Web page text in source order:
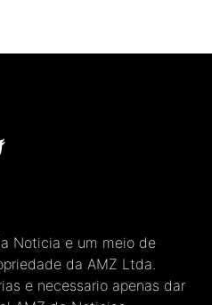
Noticia e um meio de
da AMZ Ltda.
e necessario apenas dar